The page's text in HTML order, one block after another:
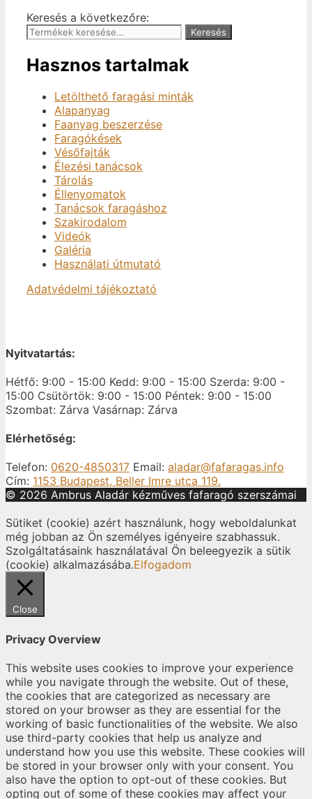
Keresés a következőre:
Keresés
Hasznos tartalmak
Letölthető faragási minták
Alapanyag
Faanyag beszerzése
Faragókések
Vésőfajták
Élezési tanácsok
Tárolás
Éllenyomatok
Tanácsok faragáshoz
Szakirodalom
Videók
Galéria
Használati útmutató
Adatvédelmi tájékoztató
Nyitvatartás:
Hétfő: 9:00 - 15:00 Kedd: 9:00 - 15:00 Szerda: 9:00 -
15:00 Csütörtök: 9:00 - 15:00 Péntek: 9:00 - 15:00
Szombat: Zárva Vasárnap: Zárva
Elérhetőség:
Telefon: 0620-4850317 Email: aladar@fafaragas.info
Cím: 1153 Budapest, Beller Imre utca 119.
© 2026 Ambrus Aladár kézműves fafaragó szerszámai
Sütiket (cookie) azért használunk, hogy weboldalunkat
még jobban az Ön személyes igényeire szabhassuk.
Szolgáltatásaink használatával Ön beleegyezik a sütik
(cookie) alkalmazásába.Elfogadom
Close
Privacy Overview
This website uses cookies to improve your experience
while you navigate through the website. Out of these,
the cookies that are categorized as necessary are
stored on your browser as they are essential for the
working of basic functionalities of the website. We also
use third-party cookies that help us analyze and
understand how you use this website. These cookies will
be stored in your browser only with your consent. You
also have the option to opt-out of these cookies. But
opting out of some of these cookies may affect your